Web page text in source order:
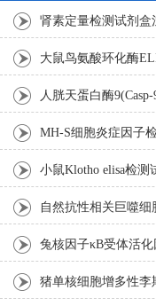
肾素定量检测试剂盒
大鼠鸟氨酸环化酶
试剂盒注意事项
人胱天蛋白酶9(Casp-
剂盒洗涤方法
MH-S细胞炎症因子
注意事项
小鼠Klotho elisa检测
本处理及要求
自然抗性相关巨噬细
剂盒​的存放以及注意
兔核因子κB受体活
ELISA试剂盒反应步
猪单核细胞增多性李